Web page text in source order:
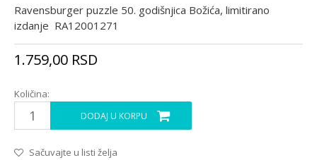
Ravensburger puzzle 50. godišnjica Božića, limitirano
izdanje RA12001271
1.759,00 RSD
Količina:
DODAJ U KORPU
Sačuvajte u listi želja